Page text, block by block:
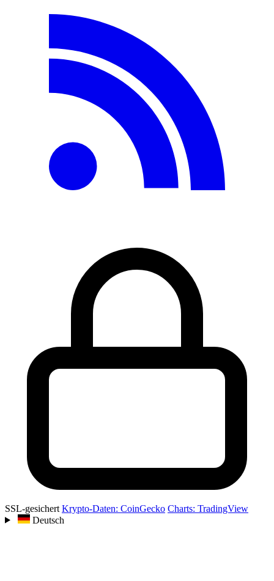
SSL-gesichert Krypto-Daten: CoinGecko Charts: TradingView
Deutsch